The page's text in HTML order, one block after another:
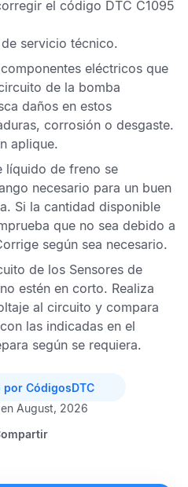
el código DTC C1095
servicio técnico.
eléctricos que
de la bomba
daños en estos
corrosión o desgaste.
aplique.
líquido de freno se
necesario para un buen
Si la cantidad disponible
que no sea debido a
según sea necesario.
de los Sensores de
no estén en corto. Realiza
al circuito y compara
las indicadas en el
según se requiera.
CódigosDTC
August, 2026